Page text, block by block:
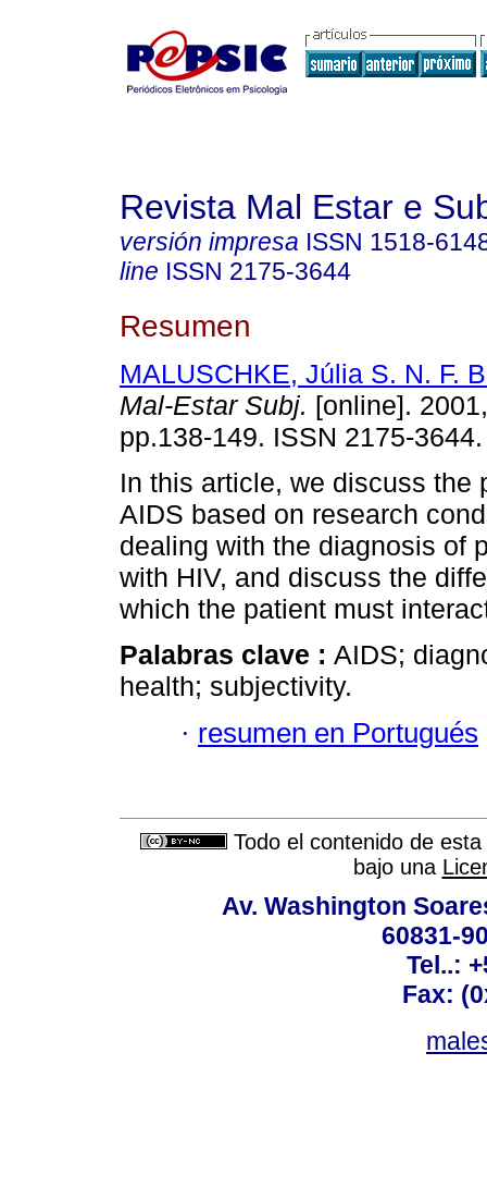
Revista Mal Estar e
versión impresa ISSN 1518-
line ISSN 2175-3644
Resumen
MALUSCHKE, Júlia S. N. F.
Mal-Estar Subj. [online].
pp.138-149. ISSN 2175-3644.
In this article, we discuss the
AIDS based on research
dealing with the diagnosis of
with HIV, and discuss the
which the patient must
Palabras clave : AIDS;
health; subjectivity.
· resumen en Portugués
Todo el contenido de
bajo una
Av. Washington
60831-
Tel..:
Fax: